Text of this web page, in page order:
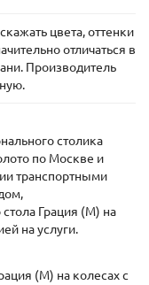
цвета, оттенки
отличаться в
Производитель
столика
по Москве и
транспортными
Грация (М) на
на услуги.
(М) на колесах с